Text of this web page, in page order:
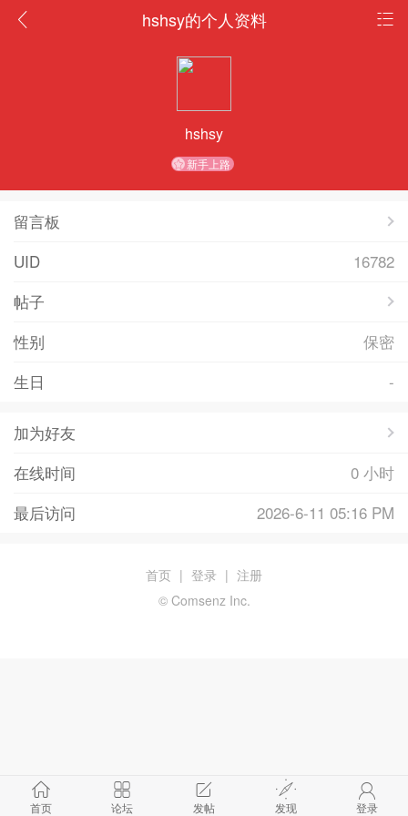
hshsy的个人资料
hshsy
新手上路
留言板
UID
16782
帖子
性别
保密
生日
-
加为好友
在线时间
0 小时
最后访问
2026-6-11 05:16 PM
首页 论坛 发帖 发现 登录
首页 | 登录 | 注册
© Comsenz Inc.